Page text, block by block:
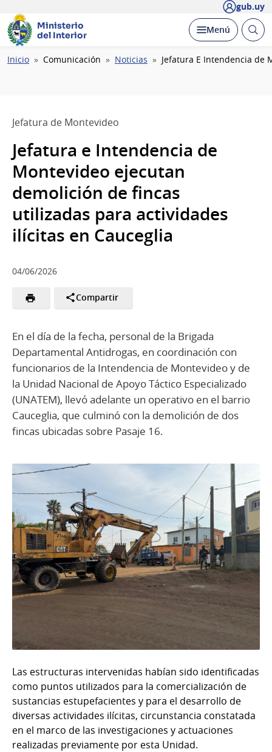
gub.uy
Ministerio
del Interior
Desplegar
Menú Abrir
Ruta
Inicio Comunicación Noticias Jefatura E Intendencia de
Jefatura de Montevideo
Jefatura e Intendencia de
Montevideo ejecutan
demolición de fincas
utilizadas para actividades
ilícitas en Cauceglia
04/06/2026
Compartir
En el día de la fecha, personal de la Brigada
Departamental Antidrogas, en coordinación con
funcionarios de la Intendencia de Montevideo y de
la Unidad Nacional de Apoyo Táctico Especializado
(UNATEM), llevó adelante un operativo en el barrio
Cauceglia, que culminó con la demolición de dos
fincas ubicadas sobre Pasaje 16.
Las estructuras intervenidas habían sido identificadas
como puntos utilizados para la comercialización de
sustancias estupefacientes y para el desarrollo de
diversas actividades ilícitas, circunstancia constatada
en el marco de las investigaciones y actuaciones
realizadas previamente por esta Unidad.